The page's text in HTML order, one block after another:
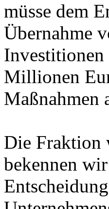
müsse dem
Übernahme
Millionen
Maßnahmen
Die Fraktion
bekennen